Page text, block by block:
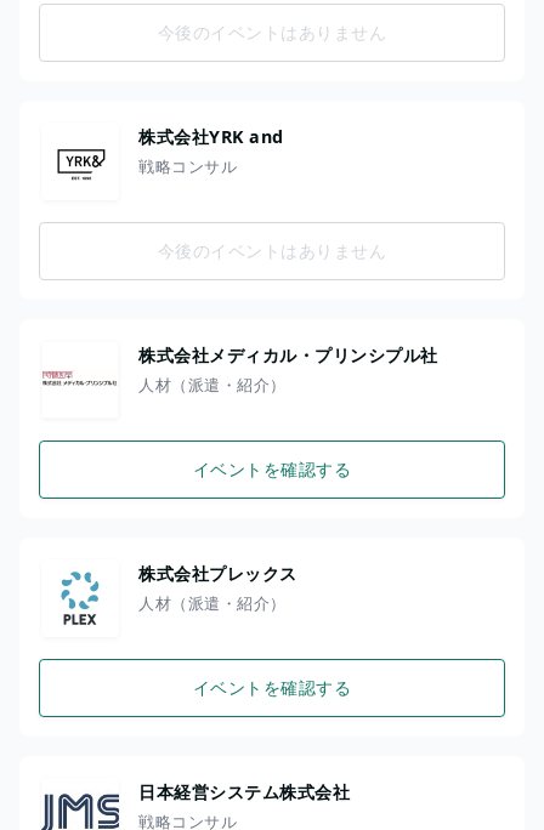
今後のイベントはありません
株式会社YRK and
戦略コンサル
今後のイベントはありません
株式会社メディカル・プリンシプル社
人材（派遣・紹介）
イベントを確認する
株式会社プレックス
人材（派遣・紹介）
イベントを確認する
日本経営システム株式会社
戦略コンサル